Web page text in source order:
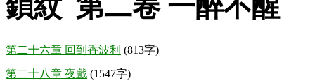
鎖紋 第二卷 一醉不醒
第二十六章 回到香波利 (813字)
第二十八章 夜戲 (1547字)